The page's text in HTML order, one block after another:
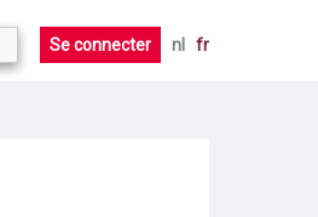
Se connecter nl fr